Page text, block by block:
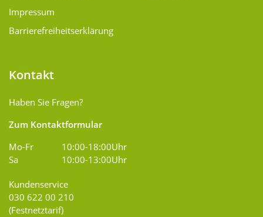
Impressum
Barrierefreiheitserklärung
Kontakt
Haben Sie Fragen?
Zum Kontaktformular
Mo-Fr
10:00-18:00Uhr
Sa
10:00-13:00Uhr
Kundenservice
030 622 00 210
(Festnetztarif)